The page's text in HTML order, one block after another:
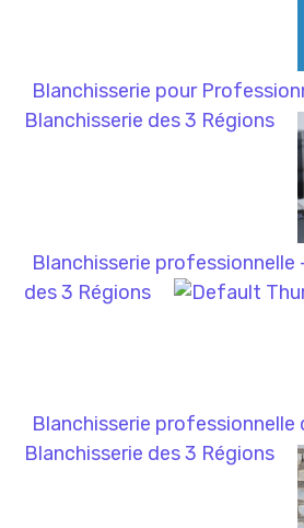
Blanchisserie pour
Blanchisserie des 3 Régions
Blanchisserie professionnelle
des 3 Régions
Blanchisserie professionnelle
Blanchisserie des 3 Régions